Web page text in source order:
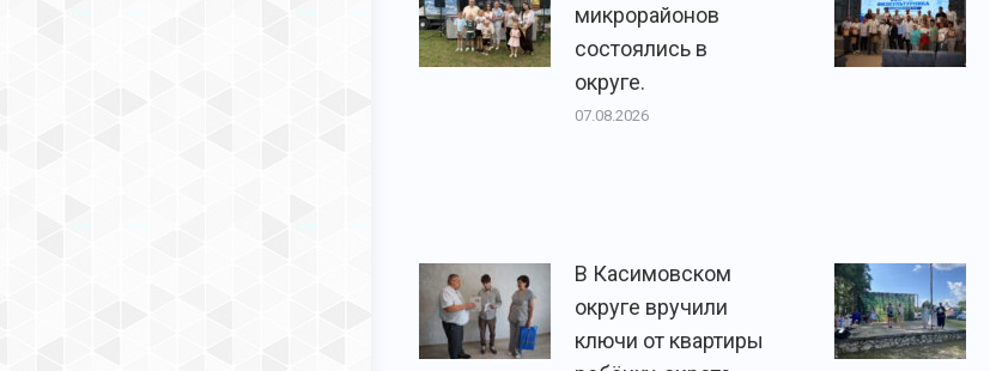
микрорайонов
состоялись в
округе.
07.08.2026
В Касимовском
округе вручили
ключи от квартиры